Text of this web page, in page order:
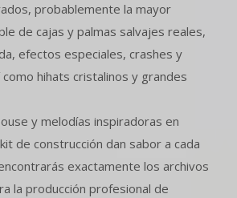
probablemente la mayor
de cajas y palmas salvajes reales,
efectos especiales, crashes y
hihats cristalinos y grandes
y melodías inspiradoras en
de construcción dan sabor a cada
exactamente los archivos
la producción profesional de